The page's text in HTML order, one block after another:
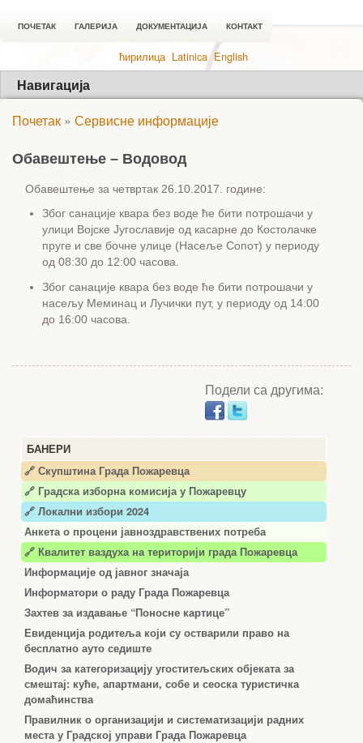
ПОЧЕТАК ГАЛЕРИЈА ДОКУМЕНТАЦИЈА КОНТАКТ
ћирилица Latinica English
Навигација
БАНЕРИ
🔗 Скупштина Града Пожаревца
🔗 Градска изборна комисија у Пожаревцу
🔗 Локални избори 2024
Анкета о процени јавноздравствених потреба
🔗 Квалитет ваздуха на територији града Пожаревца
Информације од јавног значаја
Информатори о раду Града Пожаревца
Захтев за издавање “Поносне картице”
Евиденција родитеља који су остварили право на
бесплатно ауто седиште
Водич за категоризацију угоститељских објеката за
смештај: куће, апартмани, собе и сеоска туристичка
домаћинства
Правилник о организацији и систематизацији радних
места у Градској управи Града Пожаревца
Почетак » Сервисне информације
Обавештење – Водовод
Обавештење за четвртак 26.10.2017. године:
Због санације квара без воде ће бити потрошачи у
улици Војске Југославије од касарне до Костолачке
пруге и све бочне улице (Насеље Сопот) у периоду
од 08:30 до 12:00 часова.
Због санације квара без воде ће бити потрошачи у
насељу Меминац и Лучички пут, у периоду од 14:00
до 16:00 часова.
Подели са другима: